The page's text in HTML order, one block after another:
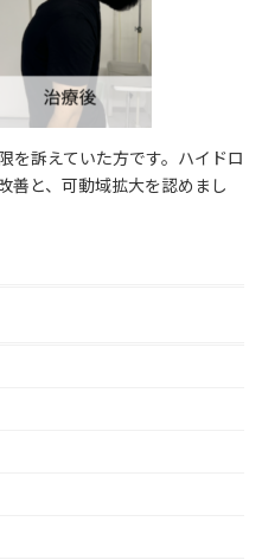
を訴えていた方です。ハイドロ
善と、可動域拡大を認めまし